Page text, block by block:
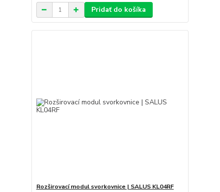
Pridať do košíka
Rozširovací modul svorkovnice | SALUS KL04RF